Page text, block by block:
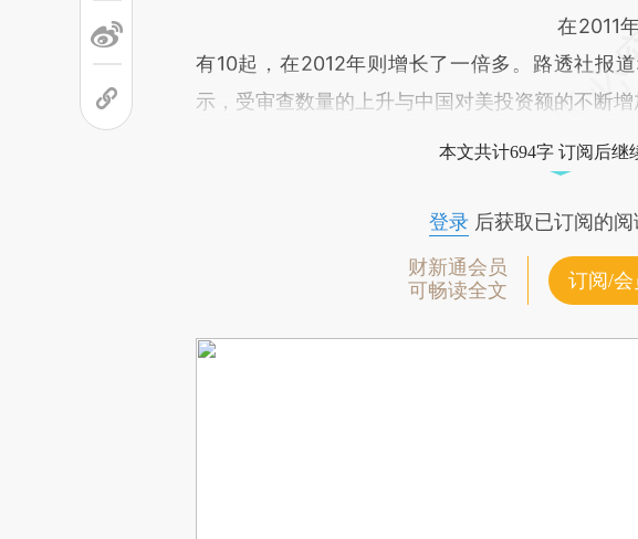
在2011年
有10起，在2012年则增长了一倍多。路透社报
示，受审查数量的上升与中国对美投资额的不断增
本文共计694字 订阅后继
登录后获取已订阅的阅
财新通会员
可畅读全文
订阅/会